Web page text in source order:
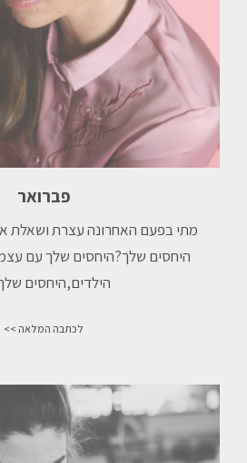
פברואר
מתי בפעם האחרונה עצרת ושאלת
היחסים שלך?היחסים שלך עם
הילדים,⁠היחסים שלך
לכתבה המלאה >>